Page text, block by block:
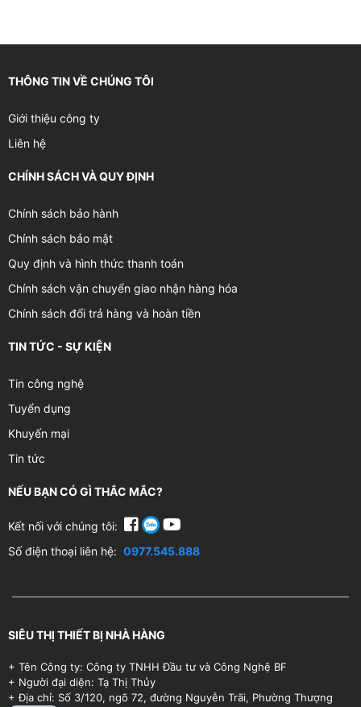
THÔNG TIN VỀ CHÚNG TÔI
Giới thiệu công ty
Liên hệ
CHÍNH SÁCH VÀ QUY ĐỊNH
Chính sách bảo hành
Chính sách bảo mật
Quy định và hình thức thanh toán
Chính sách vận chuyển giao nhận hàng hóa
Chính sách đổi trả hàng và hoàn tiền
TIN TỨC - SỰ KIỆN
Tin công nghệ
Tuyển dụng
Khuyến mại
Tin tức
NẾU BẠN CÓ GÌ THẮC MẮC?
Kết nối với chúng tôi:
Số điện thoại liên hệ: 0977.545.888
SIÊU THỊ THIẾT BỊ NHÀ HÀNG
+ Tên Công ty: Công ty TNHH Đầu tư và Công Nghệ BF
+ Người đại diện: Tạ Thị Thủy
+ Địa chỉ: Số 3/120, ngõ 72, đường Nguyễn Trãi, Phường Thượng